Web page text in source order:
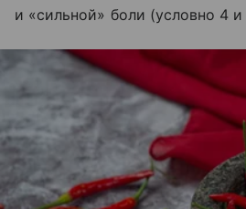
и «сильной» боли (условно 4 и